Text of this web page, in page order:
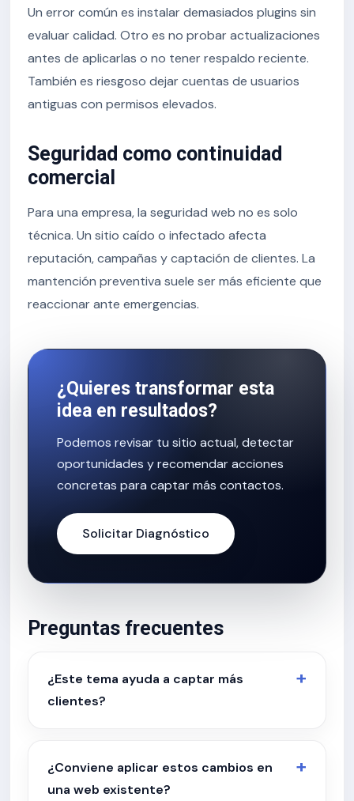
Un error común es instalar demasiados plugins sin
evaluar calidad. Otro es no probar actualizaciones
antes de aplicarlas o no tener respaldo reciente.
También es riesgoso dejar cuentas de usuarios
antiguas con permisos elevados.
Seguridad como continuidad
comercial
Para una empresa, la seguridad web no es solo
técnica. Un sitio caído o infectado afecta
reputación, campañas y captación de clientes. La
mantención preventiva suele ser más eficiente que
reaccionar ante emergencias.
¿Quieres transformar esta
idea en resultados?
Podemos revisar tu sitio actual, detectar
oportunidades y recomendar acciones
concretas para captar más contactos.
Solicitar Diagnóstico
Preguntas frecuentes
¿Este tema ayuda a captar más
clientes?
¿Conviene aplicar estos cambios en
una web existente?